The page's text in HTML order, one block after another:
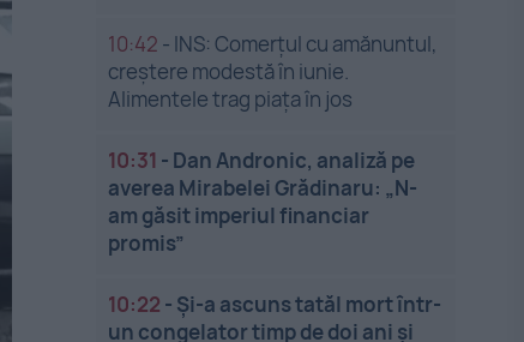
10:42 - INS: Comerțul cu amănuntul,
creștere modestă în iunie.
Alimentele trag piața în jos
10:31 - Dan Andronic, analiză pe
averea Mirabelei Grădinaru: „N-
am găsit imperiul financiar
promis”
10:22 - Și-a ascuns tatăl mort într-
un congelator timp de doi ani și